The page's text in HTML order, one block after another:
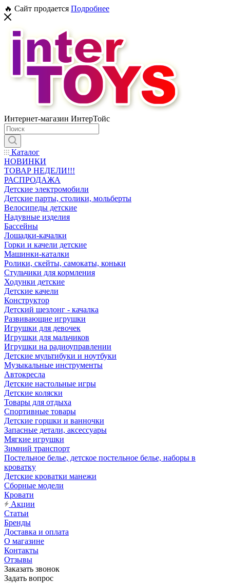
🔥 Сайт продается Подробнее
Интернет-магазин ИнтерТойс
Каталог
НОВИНКИ
ТОВАР НЕДЕЛИ!!!
РАСПРОДАЖА
Детские электромобили
Детские парты, столики, мольберты
Велосипеды детские
Надувные изделия
Бассейны
Лошадки-качалки
Горки и качели детские
Машинки-каталки
Ролики, скейты, самокаты, коньки
Стульчики для кормления
Ходунки детские
Детские качели
Конструктор
Детский шезлонг - качалка
Развивающие игрушки
Игрушки для девочек
Игрушки для мальчиков
Игрушки на радиоуправлении
Детские мультибуки и ноутбуки
Музыкальные инструменты
Автокресла
Детские настольные игры
Детские коляски
Товары для отдыха
Спортивные товары
Детские горшки и ванночки
Запасные детали, аксессуары
Мягкие игрушки
Зимний транспорт
Постельное белье, детское постельное белье, наборы в
кроватку
Детские кроватки манежи
Сборные модели
Кровати
Акции
Статьи
Бренды
Доставка и оплата
О магазине
Контакты
Отзывы
Заказать звонок
Задать вопрос